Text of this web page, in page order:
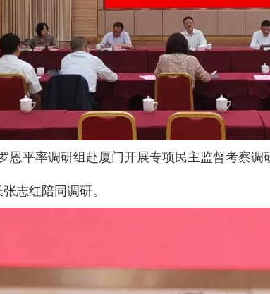
恩平率调研组赴厦门开展专项民主监督考察
志红陪同调研。